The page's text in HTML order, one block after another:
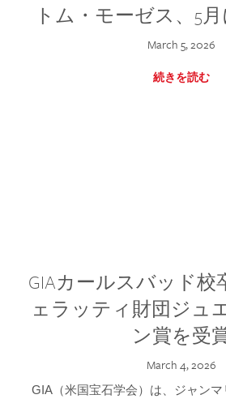
トム・モーゼス、5
March 5, 2026
続きを読む
GIAカールスバッド校
ェラッティ財団ジュ
ン賞を受
March 4, 2026
GIA（米国宝石学会）は、ジャン